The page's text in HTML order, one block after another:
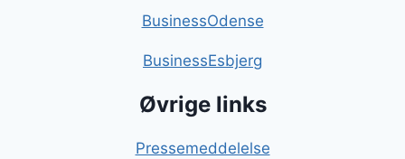
BusinessOdense
BusinessEsbjerg
Øvrige links
Pressemeddelelse